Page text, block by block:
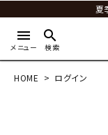
夏
menu
メニュー
search
検索
HOME ログイン